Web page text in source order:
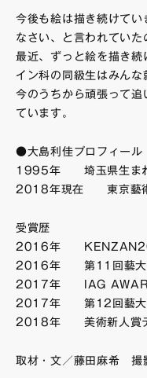
今後も絵は描き続けてい
なさい、と言われていた
最近、ずっと絵を描き
イン科の同級生はみんな
今のうちから頑張って追
ています。
●大島利佳プロフィール
1995年 埼玉県生ま
2018年現在 東京藝術
受賞歴
2016年
2016年 第11回藝大ア
2017年
IAG
2017年 第12回藝大
2018年 美術新人賞デ
取材・文／藤田麻希 撮